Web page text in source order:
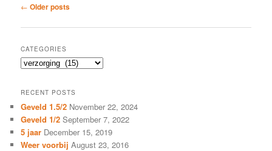
Post
← Older posts
CATEGORIES
Categories
RECENT POSTS
Geveld 1.5/2 November 22, 2024
Geveld 1/2 September 7, 2022
5 jaar December 15, 2019
Weer voorbij August 23, 2016